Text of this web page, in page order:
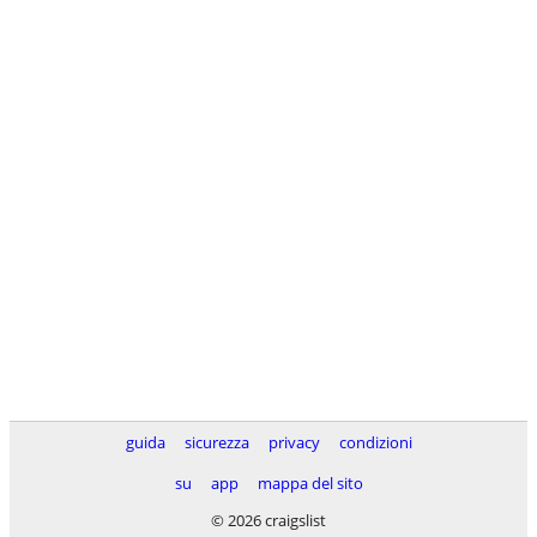
guida sicurezza privacy
condizioni
su
app
mappa del sito
© 2026 craigslist